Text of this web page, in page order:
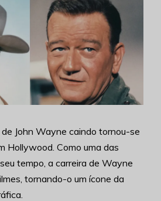
John Wayne caindo tornou-se
Hollywood. Como uma das
tempo, a carreira de Wayne
tornando-o um ícone da